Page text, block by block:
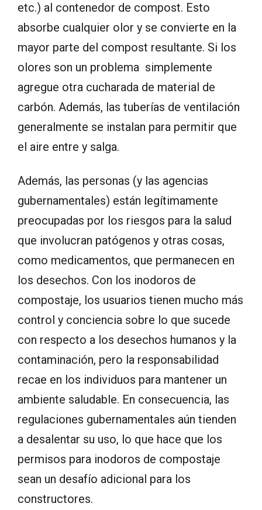
etc.) al contenedor de compost. Esto
absorbe cualquier olor y se convierte en la
mayor parte del compost resultante. Si los
olores son un problema simplemente
agregue otra cucharada de material de
carbón. Además, las tuberías de ventilación
generalmente se instalan para permitir que
el aire entre y salga.
Además, las personas (y las agencias
gubernamentales) están legítimamente
preocupadas por los riesgos para la salud
que involucran patógenos y otras cosas,
como medicamentos, que permanecen en
los desechos. Con los inodoros de
compostaje, los usuarios tienen mucho más
control y conciencia sobre lo que sucede
con respecto a los desechos humanos y la
contaminación, pero la responsabilidad
recae en los individuos para mantener un
ambiente saludable. En consecuencia, las
regulaciones gubernamentales aún tienden
a desalentar su uso, lo que hace que los
permisos para inodoros de compostaje
sean un desafío adicional para los
constructores.